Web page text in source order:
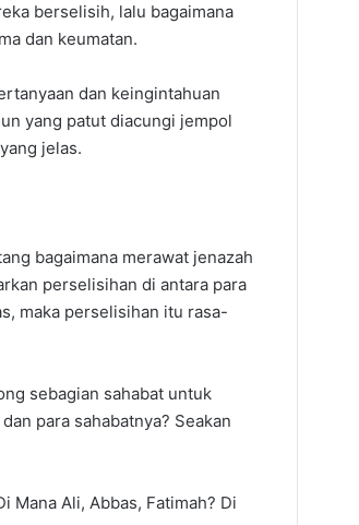
berselisih, lalu bagaimana
dan keumatan.
dan keingintahuan
yang patut diacungi jempol
jelas.
bagaimana merawat jenazah
perselisihan di antara para
maka perselisihan itu rasa-
sebagian sahabat untuk
para sahabatnya? Seakan
Mana Ali, Abbas, Fatimah? Di